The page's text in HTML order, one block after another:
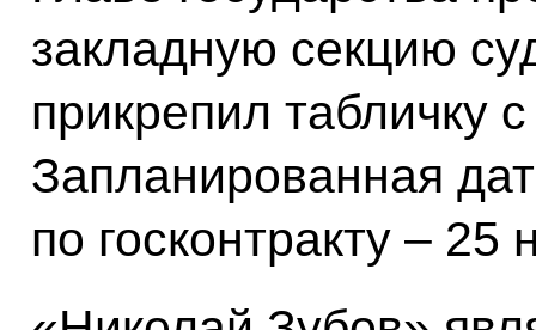
закладную секцию
прикрепил табличку
Запланированная
по госконтракту – 25